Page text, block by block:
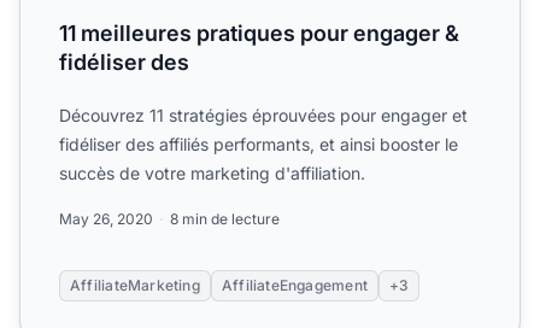
11 meilleures pratiques pour engager &
fidéliser des
Découvrez 11 stratégies éprouvées pour engager et
fidéliser des affiliés performants, et ainsi booster le
succès de votre marketing d'affiliation.
May 26, 2020 8 min de lecture
AffiliateMarketing AffiliateEngagement +3